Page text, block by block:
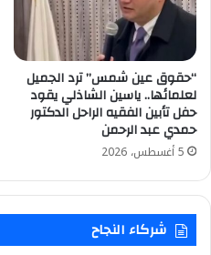
“حقوق عين شمس” ترد الجميل
لعلمائها.. ياسين الشاذلي يقود
حفل تأبين الفقيه الراحل الدكتور
حمدي عبد الرحمن
5 أغسطس، 2026
شركاء النجاح